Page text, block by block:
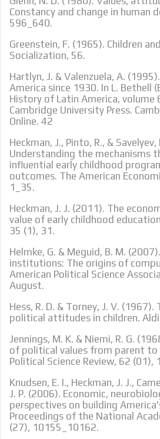
Constancy and change in human
596_640.
Greenstein, F. (1965). Children
Socialization, 56.
Hartlyn, J. & Valenzuela, A.
America since 1930. In L. Bethell
History of Latin America, volume
Cambridge University Press.
Online. 42
Heckman, J., Pinto, R., & Savelyev,
Understanding the mechanisms
influential early childhood
outcomes. The American
1_35.
Heckman, J. J. (2011). The
value of early childhood
35 (1), 31.
Helmke, G. & Meguid, B. M.
institutions: The origins of
American Political Science
August.
Hess, R. D. & Torney, J. V.
political attitudes in children.
Jennings, M. K. & Niemi, R. G.
of political values from parent to
Political Science Review, 62 (01),
Knudsen, E. I., Heckman, J. J.,
J. P. (2006). Economic,
perspectives on building
Proceedings of the National
(27), 10155_10162.